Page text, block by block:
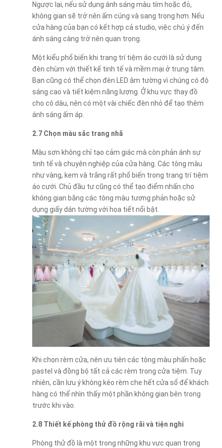
Ngược lại, nếu sử dụng ánh sáng màu tím hoặc đỏ,
không gian sẽ trở nên ấm cúng và sang trọng hơn. Nếu
cửa hàng của bạn có kết hợp cả studio, việc chú ý đến
ánh sáng càng trở nên quan trọng.
Một kiểu phổ biến khi trang trí tiệm áo cưới là sử dụng
đèn chùm với thiết kế tinh tế và mềm mại ở trung tâm.
Bạn cũng có thể chọn đèn LED âm tường vì chúng có độ
sáng cao và tiết kiệm năng lượng. Ở khu vực thay đồ
cho cô dâu, nên có một vài chiếc đèn nhỏ để tạo thêm
ánh sáng ấm áp.
2.7 Chọn màu sắc trang nhã
Màu sơn không chỉ tạo cảm giác mà còn phản ánh sự
tinh tế và chuyên nghiệp của cửa hàng. Các tông màu
như vàng, kem và trắng rất phổ biến trong trang trí tiệm
áo cưới. Chủ đầu tư cũng có thể tạo điểm nhấn cho
không gian bằng các tông màu tương phản hoặc sử
dụng giấy dán tường với họa tiết nổi bật.
Khi chọn rèm cửa, nên ưu tiên các tông màu phấn hoặc
pastel và đồng bộ tất cả các rèm trong cửa tiệm. Tuy
nhiên, cần lưu ý không kéo rèm che hết cửa sổ để khách
hàng có thể nhìn thấy một phần không gian bên trong
trước khi vào.
2.8 Thiết kế phòng thử đồ rộng rãi và tiện nghi
Phòng thử đồ là một trong những khu vực quan trọng